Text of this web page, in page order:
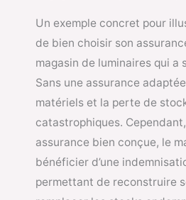
Un exemple concret pour
de bien choisir son
magasin de luminaires qui a
Sans une assurance
matériels et la perte de
catastrophiques.
assurance bien conçue, le
bénéficier d’une
permettant de reconstruire